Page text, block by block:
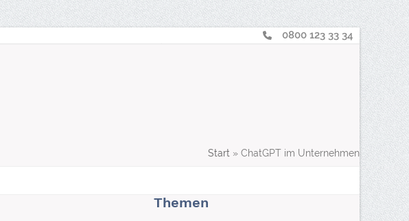
0800 123 33 34
Start » ChatGPT im Unternehmen
Themen